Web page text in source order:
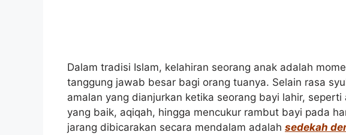
Dalam tradisi Islam, kelahiran seorang anak adalah
tanggung jawab besar bagi orang tuanya. Selain rasa
amalan yang dianjurkan ketika seorang bayi lahir,
yang baik, aqiqah, hingga mencukur rambut bayi pada
jarang dibicarakan secara mendalam adalah sedekah